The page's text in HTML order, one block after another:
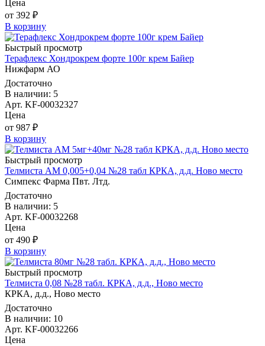
Цена
от 392 ₽
В корзину
Быстрый просмотр
Терафлекс Хондрокрем форте 100г крем Байер
Нижфарм АО
Достаточно
В наличии: 5
Арт. KF-00032327
Цена
от 987 ₽
В корзину
Быстрый просмотр
Телмиста АМ 0,005+0,04 №28 табл КРКА, д.д. Ново место
Симпекс Фарма Пвт. Лтд.
Достаточно
В наличии: 5
Арт. KF-00032268
Цена
от 490 ₽
В корзину
Быстрый просмотр
Телмиста 0,08 №28 табл. КРКА, д.д., Ново место
КРКА, д.д., Ново место
Достаточно
В наличии: 10
Арт. KF-00032266
Цена